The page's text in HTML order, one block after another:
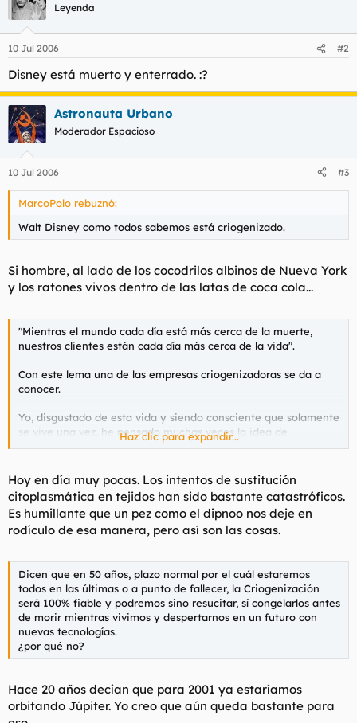
Leyenda
10 Jul 2006 #2
Disney está muerto y enterrado. :?
Astronauta Urbano
Moderador Espacioso
10 Jul 2006 #3
MarcoPolo rebuznó:
Walt Disney como todos sabemos está criogenizado.
Si hombre, al lado de los cocodrilos albinos de Nueva York
y los ratones vivos dentro de las latas de coca cola...
"Mientras el mundo cada día está más cerca de la muerte,
nuestros clientes están cada día más cerca de la vida".
Con este lema una de las empresas criogenizadoras se da a
conocer.
Yo, disgustado de esta vida y siendo consciente que solamente
se vive una vez, he pensado muchas veces la idea de
criogenizarme en vida y descongelarme en un par de siglos
no hayo hoy en día.
Teniendo esta última más posiblidades que la de resucitar en
un futuro, ¿elegiriáis alguna de ellas de tener los recursos
económicos para afrontarlas?
¿ofrece hoy en día garantías la criogenización?
Haz clic para expandir...
Hoy en día muy pocas. Los intentos de sustitución
citoplasmática en tejidos han sido bastante catastróficos.
Es humillante que un pez como el dipnoo nos deje en
rodículo de esa manera, pero así son las cosas.
Dicen que en 50 años, plazo normal por el cuál estaremos
todos en las últimas o a punto de fallecer, la Criogenización
será 100% fiable y podremos sino resucitar, sí congelarlos antes
de morir mientras vivimos y despertarnos en un futuro con
nuevas tecnologías.
¿por qué no?
Hace 20 años decían que para 2001 ya estaríamos
orbitando Júpiter. Yo creo que aún queda bastante para